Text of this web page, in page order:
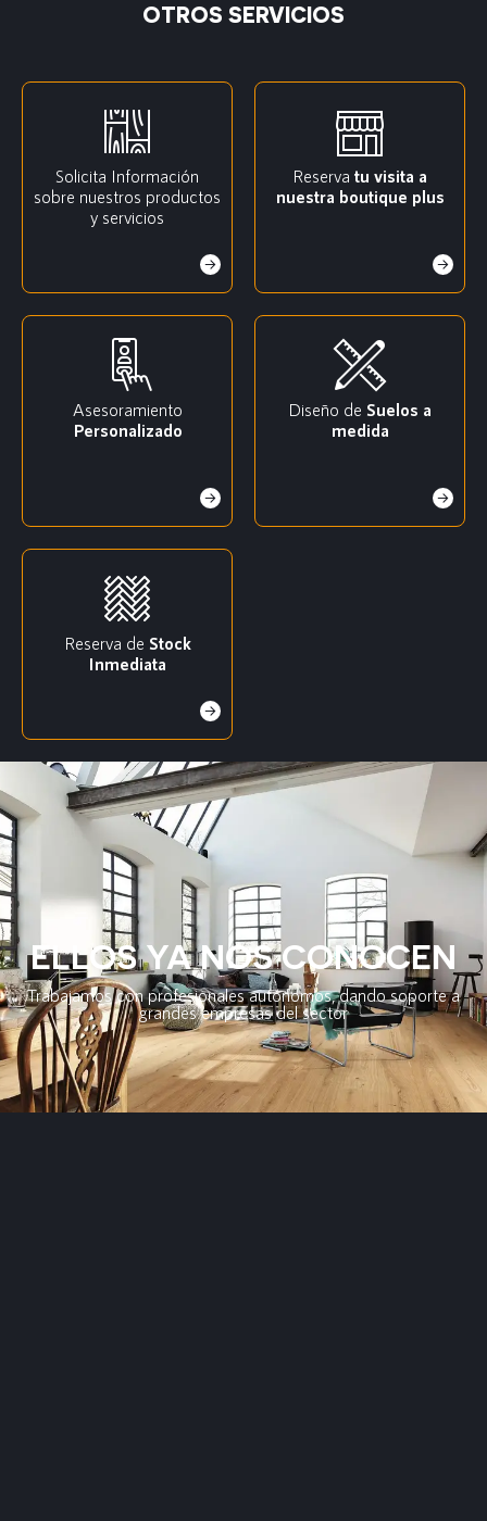
OTROS SERVICIOS
Solicita Información
sobre nuestros productos
y servicios
Reserva tu visita a
nuestra boutique plus
Asesoramiento
Personalizado
Diseño de Suelos a
medida
Reserva de Stock
Inmediata
ELLOS YA NOS CONOCEN
Trabajamos con profesionales autónomos, dando soporte a
grandes empresas del sector